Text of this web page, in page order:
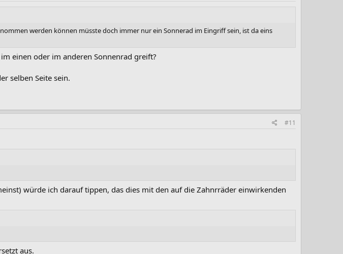
werden können müsste doch immer nur ein Sonnerad im Eingriff sein, ist da eins
einen oder im anderen Sonnenrad greift?
selben Seite sein.
#11
würde ich darauf tippen, das dies mit den auf die Zahnrräder einwirkenden
aus.